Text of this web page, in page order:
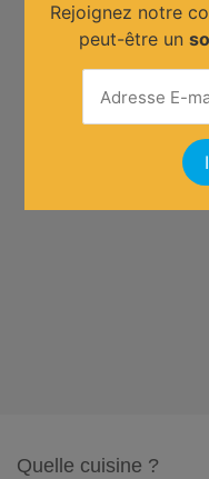
Quelle cuisine ?
Rejoignez notre
peut-être un